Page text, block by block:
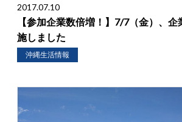
2017.07.10
【参加企業数倍増！】7/7（金）、
施しました
沖縄生活情報